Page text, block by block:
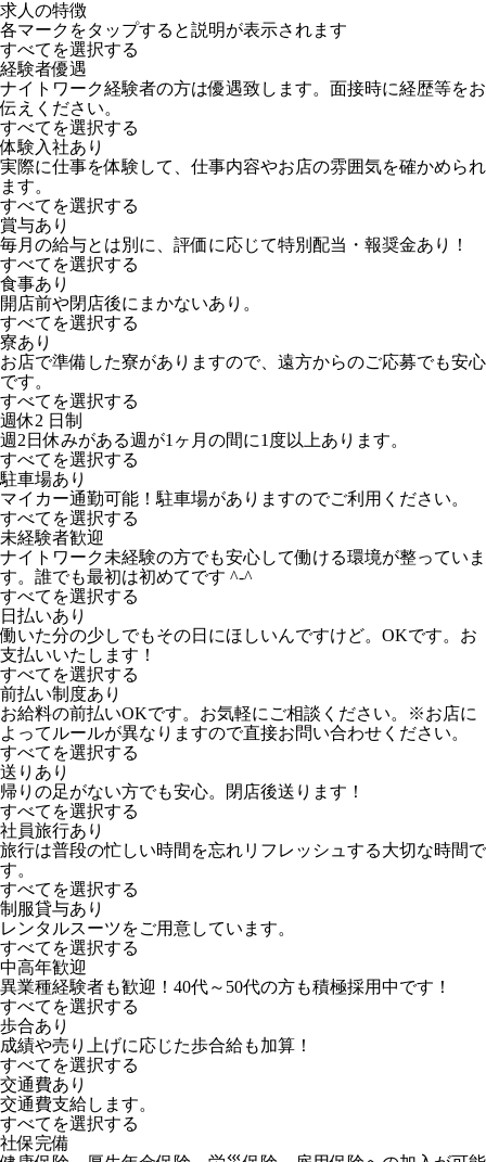
求人の特徴
各マークをタップすると説明が表示されます
すべてを選択する
経験者優遇
ナイトワーク経験者の方は優遇致します。面接時に経歴等をお
伝えください。
すべてを選択する
体験入社あり
実際に仕事を体験して、仕事内容やお店の雰囲気を確かめられ
ます。
すべてを選択する
賞与あり
毎月の給与とは別に、評価に応じて特別配当・報奨金あり！
すべてを選択する
食事あり
開店前や閉店後にまかないあり。
すべてを選択する
寮あり
お店で準備した寮がありますので、遠方からのご応募でも安心
です。
すべてを選択する
週休2 日制
週2日休みがある週が1ヶ月の間に1度以上あります。
すべてを選択する
駐車場あり
マイカー通勤可能！駐車場がありますのでご利用ください。
すべてを選択する
未経験者歓迎
ナイトワーク未経験の方でも安心して働ける環境が整っていま
す。誰でも最初は初めてです ^-^
すべてを選択する
日払いあり
働いた分の少しでもその日にほしいんですけど。OKです。お
支払いいたします！
すべてを選択する
前払い制度あり
お給料の前払いOKです。お気軽にご相談ください。※お店に
よってルールが異なりますので直接お問い合わせください。
すべてを選択する
送りあり
帰りの足がない方でも安心。閉店後送ります！
すべてを選択する
社員旅行あり
旅行は普段の忙しい時間を忘れリフレッシュする大切な時間で
す。
すべてを選択する
制服貸与あり
レンタルスーツをご用意しています。
すべてを選択する
中高年歓迎
異業種経験者も歓迎！40代～50代の方も積極採用中です！
すべてを選択する
歩合あり
成績や売り上げに応じた歩合給も加算！
すべてを選択する
交通費あり
交通費支給します。
すべてを選択する
社保完備